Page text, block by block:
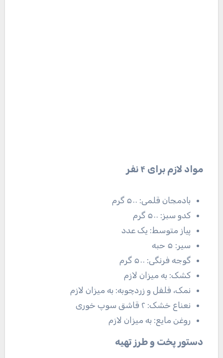
مواد لازم برای ۴ نفر
بادمجان قلمی: ۵۰۰ گرم
کدو سبز: ۵۰۰ گرم
پیاز متوسط: یک عدد
سیر: ۵ حبه
گوجه فرنگی: ۵۰۰ گرم
کشک: به میزان لازم
نمک، فلفل و زردچوبه: به میزان لازم
نعناع خشک: ۲ قاشق سوپ خوری
روغن مایع: به میزان لازم
دستور پخت و طرز تهیه